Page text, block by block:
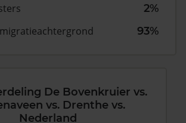
2%
93%
De Bovenkruier vs.
vs. Drenthe vs.
Nederland